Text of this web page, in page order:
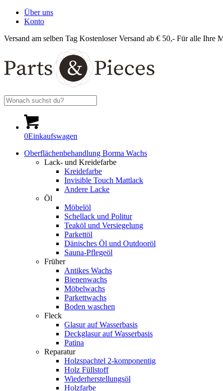
Über uns
Konto
Versand am selben Tag Kostenloser Versand ab € 50,- Für alle Ihre
0Einkaufswagen
Oberflächenbehandlung Borma Wachs
Lack- und Kreidefarbe
Kreidefarbe
Invisible Touch Mattlack
Andere Lacke
Öl
Möbelöl
Schellack und Politur
Teaköl und Versiegelung
Parkettöl
Dänisches Öl und Outdooröl
Sauna-Pflegeöl
Früher
Antikes Wachs
Bienenwachs
Möbelwachs
Parkettwachs
Boden waschen
Fleck
Glasur auf Wasserbasis
Deckglasur auf Wasserbasis
Patina
Reparatur
Holzspachtel 2-komponentig
Holz Füllstoff
Wiederherstellungsöl
Holzfarbe